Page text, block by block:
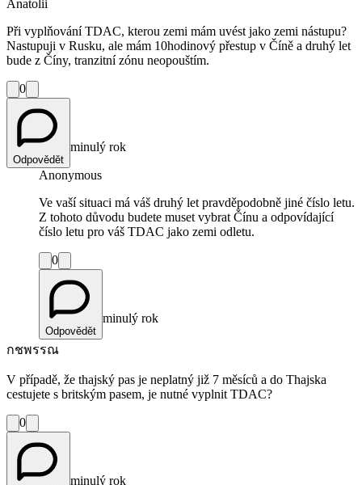
Anatolii
Při vyplňování TDAC, kterou zemi mám uvést jako zemi nástupu?
Nastupuji v Rusku, ale mám 10hodinový přestup v Číně a druhý let
bude z Číny, tranzitní zónu neopouštím.
0
Odpovědět
minulý rok
Anonymous
Ve vaší situaci má váš druhý let pravděpodobně jiné číslo letu.
Z tohoto důvodu budete muset vybrat Čínu a odpovídající
číslo letu pro váš TDAC jako zemi odletu.
0
Odpovědět
minulý rok
กชพรรณ
V případě, že thajský pas je neplatný již 7 měsíců a do Thajska
cestujete s britským pasem, je nutné vyplnit TDAC?
0
minulý rok